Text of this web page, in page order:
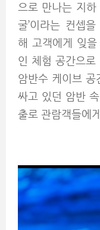
으로 만나는 지하
굴’이라는 컨셉
해 고객에게 잊
인 체험 공간으
암반수 케이브 공
싸고 있던 암반
출로 관람객들에